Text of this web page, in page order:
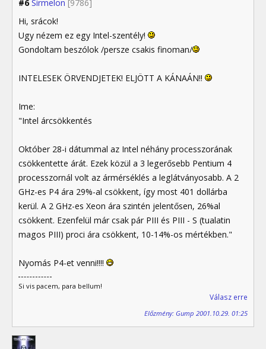
#6 Sirmelon [9786]
Hi, srácok!
Ugy nézem ez egy Intel-szentély!
Gondoltam beszólok /persze csakis finoman/
INTELESEK ÖRVENDJETEK! ELJÖTT A KÁNAÁN!!
Ime:
"Intel árcsökkentés
Október 28-i dátummal az Intel néhány processzorának
csökkentette árát. Ezek közül a 3 legerősebb Pentium 4
processzornál volt az ármérséklés a leglátványosabb. A 2
GHz-es P4 ára 29%-al csökkent, így most 401 dollárba
kerül. A 2 GHz-es Xeon ára szintén jelentősen, 26%al
csökkent. Ezenfelül már csak pár PIII és PIII - S (tualatin
magos PIII) proci ára csökkent, 10-14%-os mértékben."
Nyomás P4-et venni!!!!
Si vis pacem, para bellum!
Válasz erre
Előzmény: Gump 2001.10.29. 01:25